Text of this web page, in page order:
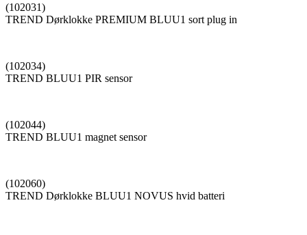
(102031)
TREND Dørklokke PREMIUM BLUU1 sort plug in
(102034)
TREND BLUU1 PIR sensor
(102044)
TREND BLUU1 magnet sensor
(102060)
TREND Dørklokke BLUU1 NOVUS hvid batteri